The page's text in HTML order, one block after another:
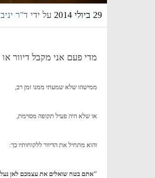
29 ביולי 2014 על ידי ד"ר יניב
מדי פעם אני מקבל דיוור או
ממישהו שלא שמעתי ממנו זמן רב,
או שלא היה פעיל תקופה מסוימת,
והוא מתחיל את הדיוור ללקוחותיו כך:
"אתם בטח שואלים את עצמכם לאן